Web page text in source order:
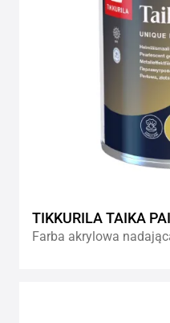
TIKKURILA TAIKA
Farba akrylowa